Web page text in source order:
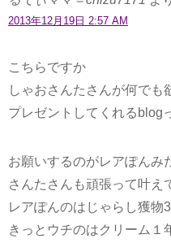
2013年12月19日 2:57 AM
こちらですか
しゃおさんたさんが何でも
プレゼントしてくれるblog
お願いするのがレアぽんみ
さんたさんも頑張って叶
レアぽんのはじゃらし獲物
きっとウチのはクリーム１